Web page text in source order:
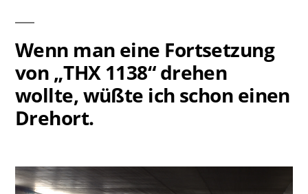
Wenn man eine Fortsetzung
von „THX 1138“ drehen
wollte, wüßte ich schon einen
Drehort.